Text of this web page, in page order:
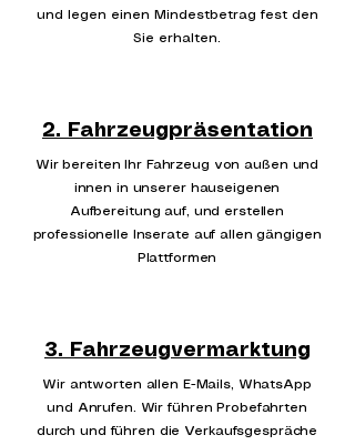
und legen einen Mindestbetrag fest den
Sie erhalten.
2. Fahrzeugpräsentation
Wir bereiten Ihr Fahrzeug von außen und
innen in unserer hauseigenen
Aufbereitung auf, und erstellen
professionelle Inserate auf allen gängigen
Plattformen
3. Fahrzeugvermarktung
Wir antworten allen E-Mails, WhatsApp
und Anrufen. Wir führen Probefahrten
durch und führen die Verkaufsgespräche